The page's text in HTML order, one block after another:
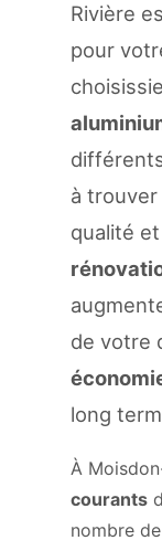
Rivière
pour
à
qualité
de votre
long
À
courants
nombre